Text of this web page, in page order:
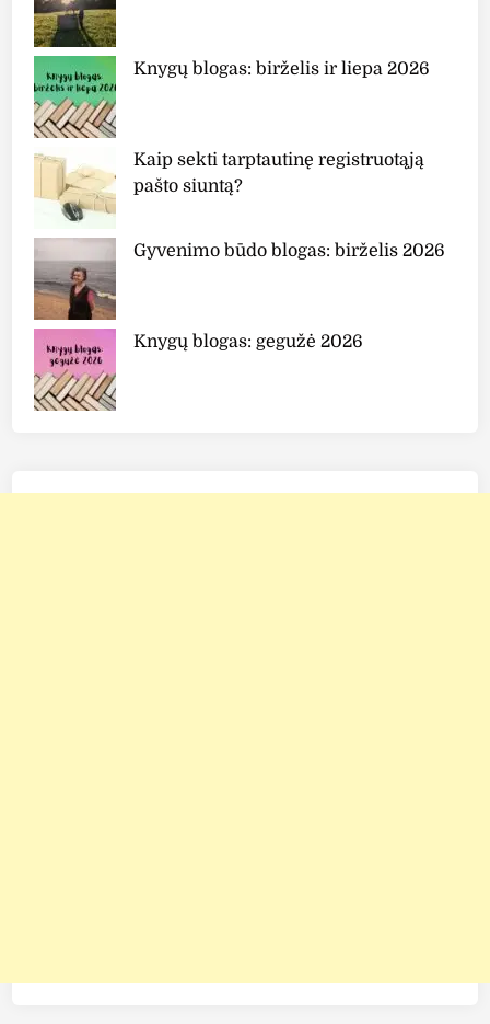
Knygų blogas: birželis ir liepa 2026
Kaip sekti tarptautinę registruotąją
pašto siuntą?
Gyvenimo būdo blogas: birželis 2026
Knygų blogas: gegužė 2026